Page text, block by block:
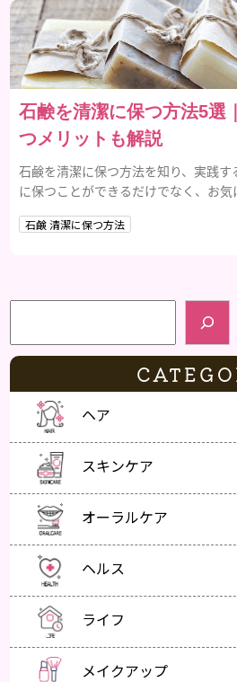
石鹸を清潔に保つ方法5選
つメリットも解説
石鹸を清潔に保つ方法を知り、実践
に保つことができるだけでなく、お
石鹸 清潔に保つ方法
検索
ヘア
スキンケア
オーラルケア
ヘルス
ライフ
メイクアップ